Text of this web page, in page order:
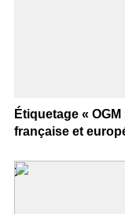
Étiquetage «
française et
>